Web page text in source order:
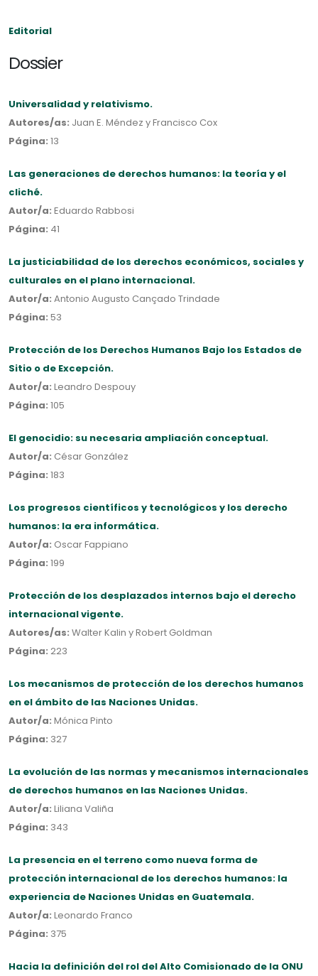
Editorial
Dossier
Universalidad y relativismo.
Autores/as: Juan E. Méndez y Francisco Cox
Página: 13
Las generaciones de derechos humanos: la teoría y el
cliché.
Autor/a: Eduardo Rabbosi
Página: 41
La justiciabilidad de los derechos económicos, sociales y
culturales en el plano internacional.
Autor/a: Antonio Augusto Cançado Trindade
Página: 53
Protección de los Derechos Humanos Bajo los Estados de
Sitio o de Excepción.
Autor/a: Leandro Despouy
Página: 105
El genocidio: su necesaria ampliación conceptual.
Autor/a: César González
Página: 183
Los progresos científicos y tecnológicos y los derecho
humanos: la era informática.
Autor/a: Oscar Fappiano
Página: 199
Protección de los desplazados internos bajo el derecho
internacional vigente.
Autores/as: Walter Kalin y Robert Goldman
Página: 223
Los mecanismos de protección de los derechos humanos
en el ámbito de las Naciones Unidas.
Autor/a: Mónica Pinto
Página: 327
La evolución de las normas y mecanismos internacionales
de derechos humanos en las Naciones Unidas.
Autor/a: Liliana Valiña
Página: 343
La presencia en el terreno como nueva forma de
protección internacional de los derechos humanos: la
experiencia de Naciones Unidas en Guatemala.
Autor/a: Leonardo Franco
Página: 375
Hacia la definición del rol del Alto Comisionado de la ONU